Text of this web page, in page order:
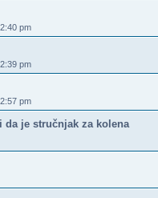
pm
pm
pm
je stručnjak za kolena